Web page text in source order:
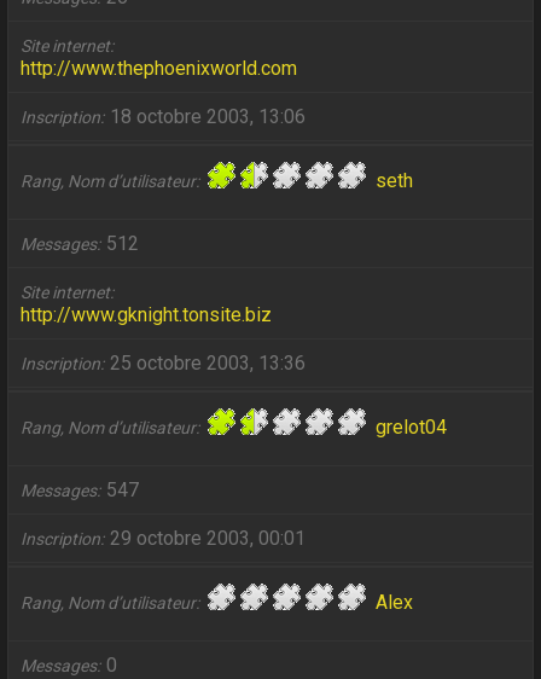
Site internet
http://www.thephoenixworld.com
Inscription 18 octobre 2003, 13:06
Rang, Nom d’utilisateur seth
Messages 512
Site internet
http://www.gknight.tonsite.biz
Inscription 25 octobre 2003, 13:36
Rang, Nom d’utilisateur grelot04
Messages 547
Inscription 29 octobre 2003, 00:01
Rang, Nom d’utilisateur Alex
Messages 0